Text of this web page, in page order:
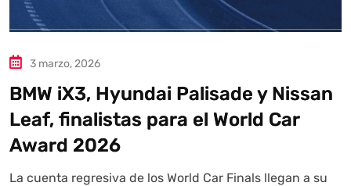
3 marzo, 2026
BMW iX3, Hyundai Palisade y Nissan
Leaf, finalistas para el World Car
Award 2026
La cuenta regresiva de los World Car Finals llegan a su